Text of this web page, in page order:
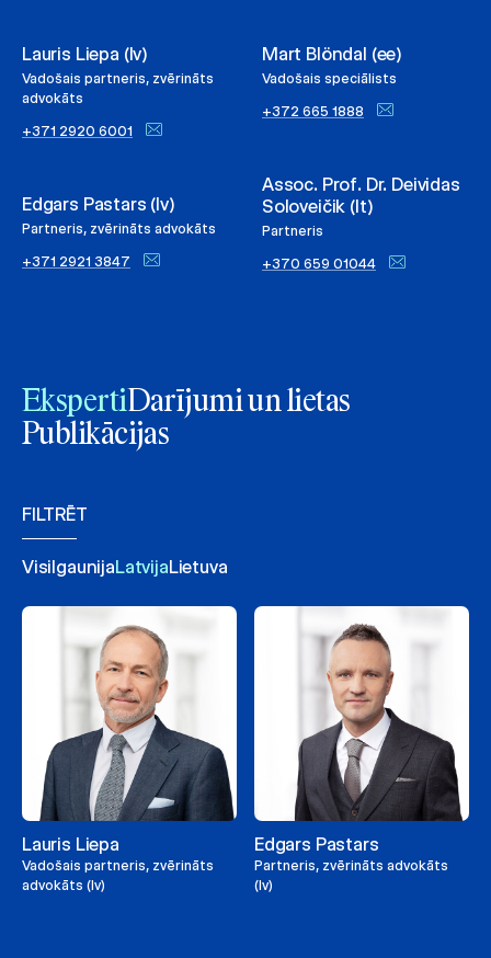
Lauris Liepa (lv)
Vadošais partneris, zvērināts
advokāts
+371 2920 6001
Edgars Pastars (lv)
Partneris, zvērināts advokāts
+371 2921 3847
Mart Blöndal (ee)
Vadošais speciālists
+372 665 1888
Assoc. Prof. Dr. Deividas
Soloveičik (lt)
Partneris
+370 659 01044
EkspertiDarījumi un lietas
Publikācijas
FILTRĒT
VisiIgaunijaLatvijaLietuva
Lauris Liepa
Vadošais partneris, zvērināts
advokāts (lv)
Edgars Pastars
Partneris, zvērināts advokāts
(lv)